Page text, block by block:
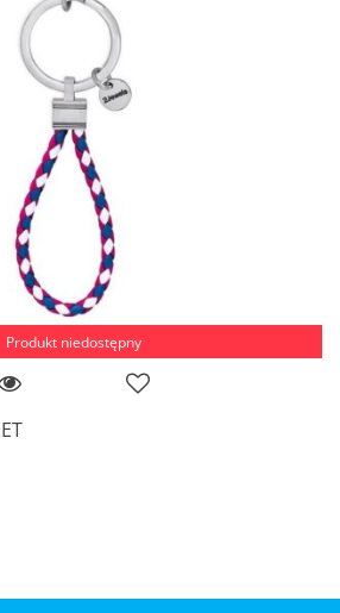
Produkt niedostępny